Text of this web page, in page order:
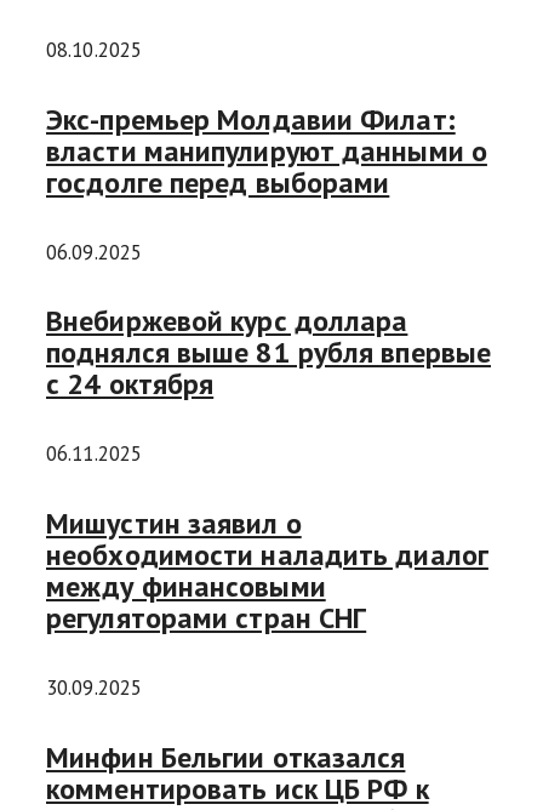
08.10.2025
Экс-премьер Молдавии Филат:
власти манипулируют данными о
госдолге перед выборами
06.09.2025
Внебиржевой курс доллара
поднялся выше 81 рубля впервые
с 24 октября
06.11.2025
Мишустин заявил о
необходимости наладить диалог
между финансовыми
регуляторами стран СНГ
30.09.2025
Минфин Бельгии отказался
комментировать иск ЦБ РФ к